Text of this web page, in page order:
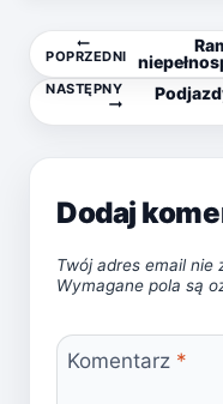
Nawigacja
wpisu
POPRZEDNI
NASTĘPNY
Dodaj
Twój adres email nie
Wymagane pola są
Komentarz *